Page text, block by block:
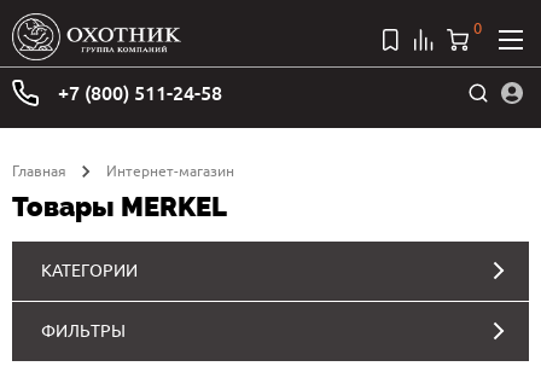
+7 (800) 511-24-58
0
Главная Интернет-магазин
Товары MERKEL
КАТЕГОРИИ
ФИЛЬТРЫ